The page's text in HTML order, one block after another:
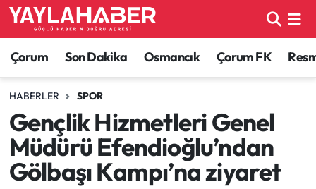
Çorum Son Dakika Osmancık Çorum FK
HABERLER SPOR
Gençlik Hizmetleri Genel
Müdürü Efendioğlu’ndan
Gölbaşı Kampı’na ziyaret
Alaca Haberleri
Bayat Haberleri
Bilgi - Keşfet Haberleri
Bilim ve Teknoloji
Çorum Nöbetçi Eczaneler
Çorum Hava Durumu
Çorum Namaz Vakitleri
Çorum Trafik Yoğunluk Haritası